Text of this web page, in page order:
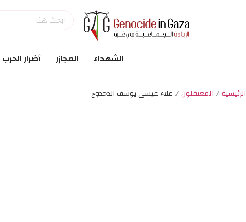
الشهداء المجازر أضرار الحرب
الرئيسية/ المعتقلون/ علاء عيسى يوسف الدحدوح